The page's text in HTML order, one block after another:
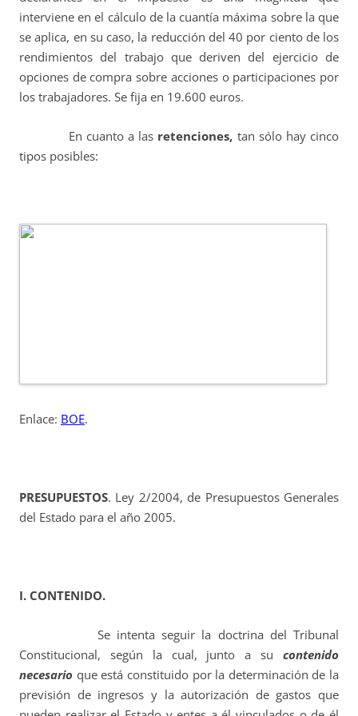
interviene en el cálculo de la cuantía máxima sobre la que
se aplica, en su caso, la reducción del 40 por ciento de los
rendimientos del trabajo que deriven del ejercicio de
opciones de compra sobre acciones o participaciones por
los trabajadores. Se fija en 19.600 euros.
En cuanto a las retenciones, tan sólo hay cinco
tipos posibles:
Enlace: BOE.
PRESUPUESTOS. Ley 2/2004, de Presupuestos Generales
del Estado para el año 2005.
I. CONTENIDO.
Se intenta seguir la doctrina del Tribunal
Constitucional, según la cual, junto a su contenido
necesario que está constituido por la determinación de la
previsión de ingresos y la autorización de gastos que